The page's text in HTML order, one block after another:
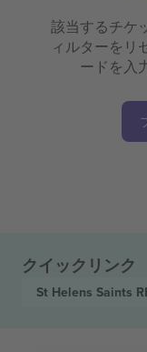
該当するチケ
ィルターをリ
ードを入
クイックリンク
St Helens Saints